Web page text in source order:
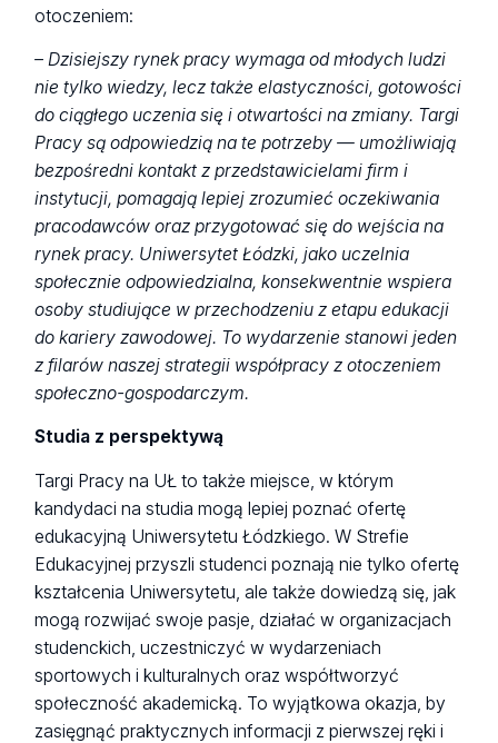
otoczeniem:
– Dzisiejszy rynek pracy wymaga od młodych ludzi
nie tylko wiedzy, lecz także elastyczności, gotowości
do ciągłego uczenia się i otwartości na zmiany. Targi
Pracy są odpowiedzią na te potrzeby — umożliwiają
bezpośredni kontakt z przedstawicielami firm i
instytucji, pomagają lepiej zrozumieć oczekiwania
pracodawców oraz przygotować się do wejścia na
rynek pracy. Uniwersytet Łódzki, jako uczelnia
społecznie odpowiedzialna, konsekwentnie wspiera
osoby studiujące w przechodzeniu z etapu edukacji
do kariery zawodowej. To wydarzenie stanowi jeden
z filarów naszej strategii współpracy z otoczeniem
społeczno-gospodarczym.
Studia z perspektywą
Targi Pracy na UŁ to także miejsce, w którym
kandydaci na studia mogą lepiej poznać ofertę
edukacyjną Uniwersytetu Łódzkiego. W Strefie
Edukacyjnej przyszli studenci poznają nie tylko ofertę
kształcenia Uniwersytetu, ale także dowiedzą się, jak
mogą rozwijać swoje pasje, działać w organizacjach
studenckich, uczestniczyć w wydarzeniach
sportowych i kulturalnych oraz współtworzyć
społeczność akademicką. To wyjątkowa okazja, by
zasięgnąć praktycznych informacji z pierwszej ręki i